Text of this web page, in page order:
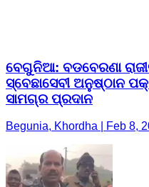
ବେଗୁନିଆ: ବଡବେରଣା
ସ୍ବେଛାସେବୀ ଅନୁଷ୍ଠାନ
ସାମଗ୍ର ପ୍ରଦାନ
Begunia, Khordha | Feb 8,